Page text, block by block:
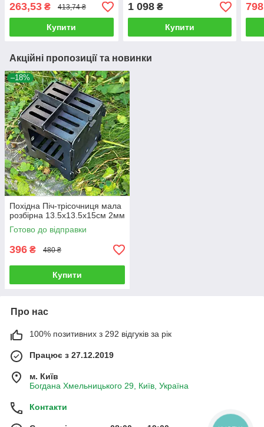
263,53 ₴ 413,74 ₴
Купити
1 098₴
Купити
798
Акційні пропозиції та новинки
–18%
Похідна Піч-трісочниця мала
розбірна 13.5х13.5х15см 2мм
Готово до відправки
396 ₴ 480 ₴
Купити
Про нас
100% позитивних з 292 відгуків за рік
Працює з 27.12.2019
м. Київ
Богдана Хмельницького 29, Київ, Україна
Контакти